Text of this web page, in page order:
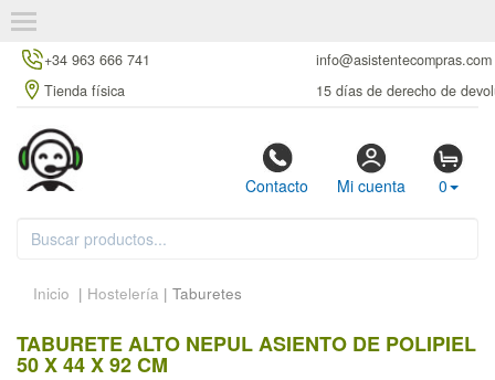
+34 963 666 741
info@asistentecompras.com
Tienda física
15 días de derecho de
Contacto Mi cuenta 0
Inicio | Hostelería | Taburetes
TABURETE ALTO NEPUL ASIENTO DE POLIPIEL
50 X 44 X 92 CM